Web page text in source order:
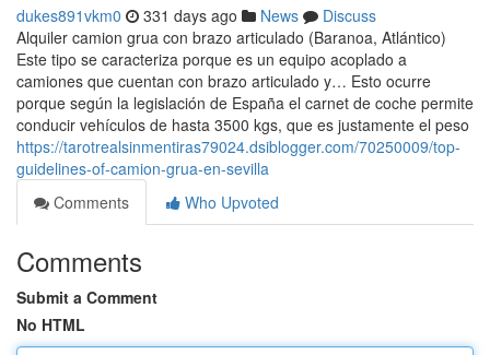
dukes891vkm0 331 days ago News
Discuss
Alquiler camion grua con brazo articulado (Baranoa, Atlántico)
Este tipo se caracteriza porque es un equipo acoplado a
camiones que cuentan con brazo articulado y… Esto ocurre
porque según la legislación de España el carnet de coche permite
conducir vehículos de hasta 3500 kgs, que es justamente el peso
https://tarotrealsinmentiras79024.dsiblogger.com/70250009/top-
guidelines-of-camion-grua-en-sevilla
Comments
Who Upvoted
Comments
Submit a Comment
No HTML